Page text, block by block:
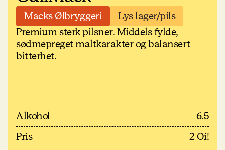
Macks Ølbryggeri
Lys lager/pils
Premium sterk pilsner. Middels fylde,
sødmepreget maltkarakter og balansert
bitterhet.
Alkohol
6.5
Pris
2 Oi!